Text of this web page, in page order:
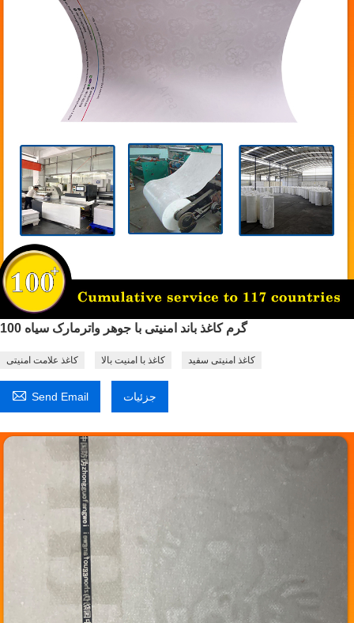
100 گرم کاغذ باند امنیتی با جوهر واترمارک سیاه
کاغذ علامت امنیتی کاغذ با امنیت بالا کاغذ امنیتی سفید
 Send Email جزئیات